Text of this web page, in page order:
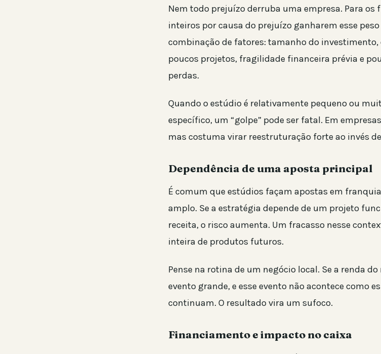
Nem todo prejuízo derruba uma empresa. Para
inteiros por causa do prejuízo ganharem esse
combinação de fatores: tamanho do investimento,
poucos projetos, fragilidade financeira prévia e
perdas.
Quando o estúdio é relativamente pequeno ou
específico, um “golpe” pode ser fatal. Em
mas costuma virar reestruturação forte ao invés
Dependência de uma aposta principal
É comum que estúdios façam apostas em
amplo. Se a estratégia depende de um projeto
receita, o risco aumenta. Um fracasso nesse
inteira de produtos futuros.
Pense na rotina de um negócio local. Se a renda
evento grande, e esse evento não acontece como
continuam. O resultado vira um sufoco.
Financiamento e impacto no caixa